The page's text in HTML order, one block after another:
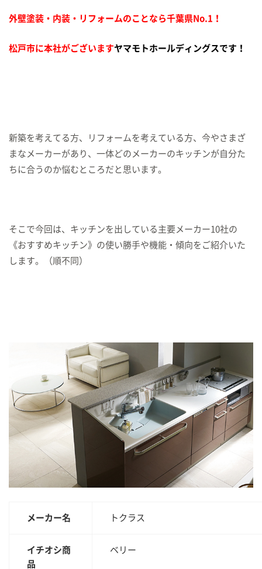
外壁塗装・内装・リフォームのことなら千葉県No.1！
松戸市に本社がございますヤマモトホールディングスです！
新築を考えてる方、リフォームを考えている方、今やさまざ
まなメーカーがあり、一体どのメーカーのキッチンが自分た
ちに合うのか悩むところだと思います。
そこで今回は、キッチンを出している主要メーカー10社の
《おすすめキッチン》の使い勝手や機能・傾向をご紹介いた
します。（順不同）
メーカー名 トクラス
イチオシ商
品
ベリー